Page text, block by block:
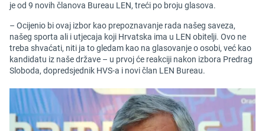
je od 9 novih članova Bureau LEN, treći po broju glasova.
– Ocijenio bi ovaj izbor kao prepoznavanje rada našeg saveza,
našeg sporta ali i utjecaja koji Hrvatska ima u LEN obitelji. Ovo ne
treba shvaćati, niti ja to gledam kao na glasovanje o osobi, već kao
kandidatu iz naše države – u prvoj će reakciji nakon izbora Predrag
Sloboda, dopredsjednik HVS-a i novi član LEN Bureau.